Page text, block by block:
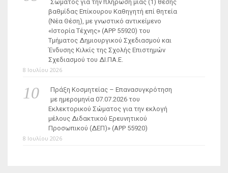
Σώματος για την πλήρωση μίας (1) θέσης
βαθμίδας Επίκουρου Καθηγητή επί θητεία
(Νέα Θέση), με γνωστικό αντικείμενο
«Ιστορία Τέχνης» (ΑΡΡ 55920) του
Τμήματος Δημιουργικού Σχεδιασμού και
Ένδυσης Κιλκίς της Σχολής Επιστημών
Σχεδιασμού του ΔΙ.ΠΑ.Ε.
8 Ιουλίου 2026
Πράξη Κοσμητείας – Επανασυγκρότηση
με ημερομηνία 07.07.2026 του
Εκλεκτορικού Σώματος για την εκλογή
μέλους Διδακτικού Ερευνητικού
Προσωπικού (ΔΕΠ)» (APP 55920)
8 Ιουλίου 2026